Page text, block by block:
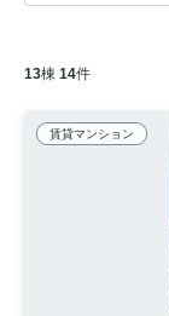
13棟 14件
賃貸マンション